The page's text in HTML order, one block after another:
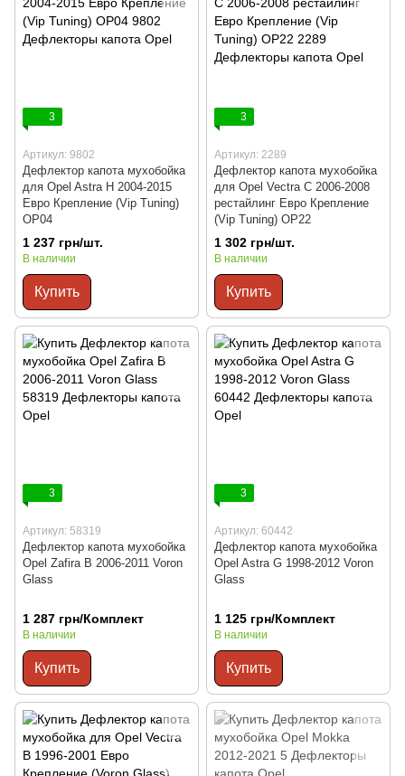
3
Артикул: 9802
Дефлектор капота мухобойка
для Opel Astra H 2004-2015
Евро Крепление (Vip Tuning)
OP04
1 237 грн/шт.
В наличии
Купить
3
Артикул: 2289
Дефлектор капота мухобойка
для Opel Vectra C 2006-2008
рестайлинг Евро Крепление
(Vip Tuning) OP22
1 302 грн/шт.
В наличии
Купить
3
Артикул: 58319
Дефлектор капота мухобойка
Opel Zafira B 2006-2011 Voron
Glass
1 287 грн/Комплект
В наличии
Купить
3
Артикул: 60442
Дефлектор капота мухобойка
Opel Astra G 1998-2012 Voron
Glass
1 125 грн/Комплект
В наличии
Купить